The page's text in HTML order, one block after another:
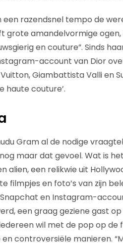
razendsnel tempo de
grote amandelvormige ogen,
en couture”. Sinds
account van Dior
Giambattista Valli en
haute couture’.
Gram al de nodige
maar dat gevoel. Wat is
alien, een relikwie uit
filmpjes en foto’s van zijn
en Instagram-
een graag geziene gast
wil met de pop op de
controversiële manieren.